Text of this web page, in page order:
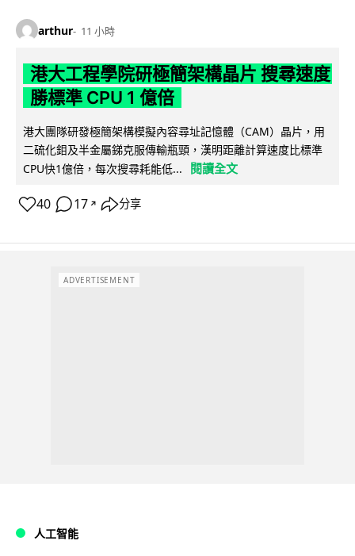
arthur 11 小時
港大工程學院研極簡架構晶片 搜尋速度
勝標準 CPU 1 億倍
港大團隊研發極簡架構模擬內容尋址記憶體（CAM）晶片，用
二硫化鉬及半金屬銻克服傳輸瓶頸，漢明距離計算速度比標準
CPU快1億倍，每次搜尋耗能低...
閱讀全文
40 17 ↗ 分享
ADVERTISEMENT
人工智能